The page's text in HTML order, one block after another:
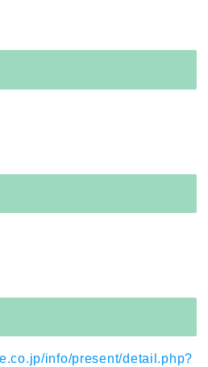
info/present/detail.php?